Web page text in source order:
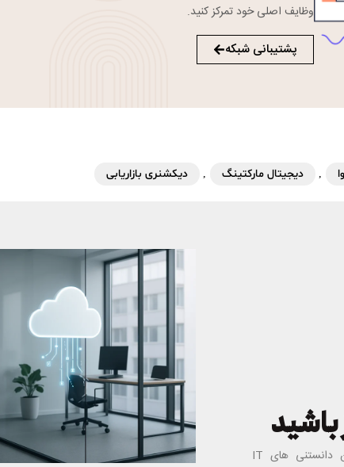
وظایف اصلی خود تمرکز کنید.
پشتیبانی شبکه
, دیجیتال مارکتینگ , دیکشنری بازاریابی
در مجله اینترنتی هینزا می‌توانید به آخرین دانستنی های IT